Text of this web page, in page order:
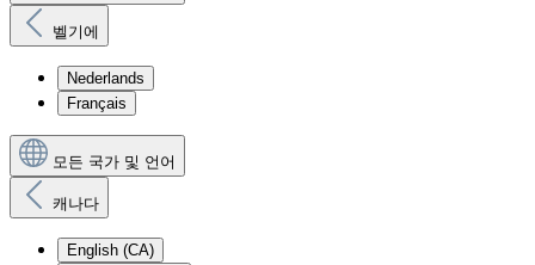
벨기에
Nederlands
Français
모든 국가 및 언어
캐나다
English (CA)